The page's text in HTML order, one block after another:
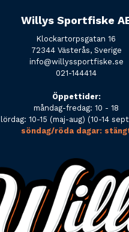
Willys Sportfiske
Klockartorpsgatan 16
72344 Västerås, Sverige
info@willyssportfiske.se
021-144414
Öppettider:
måndag-fredag: 10 - 18
lördag: 10-15 (maj-aug) (10-14
söndag/röda dagar: